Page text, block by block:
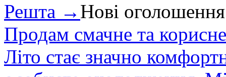
Решта → Нові оголошення
Продам смачне та
Літо стає значно